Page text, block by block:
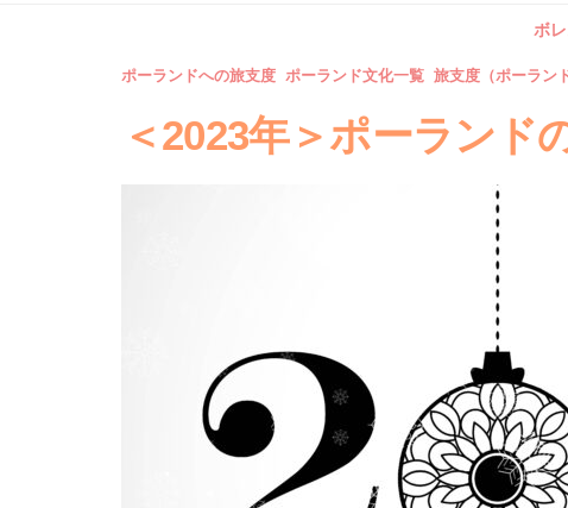
ボ
ポーランドへの旅支度 ポーランド文化一覧 旅支度（ポーラン
＜2023年＞ポーランド